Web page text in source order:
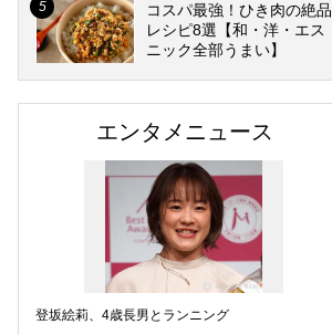
コスパ最強！ひき肉の絶品
レシピ8選【和・洋・エス
ニック全部うまい】
エンタメニュース
登坂絵莉、4歳長男とランニング